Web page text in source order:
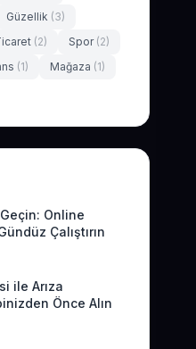
Güzellik (3)
(2) Spor (2)
(1) Mağaza (1)
Online
Çalıştırın
ile Arıza
Önce Alın